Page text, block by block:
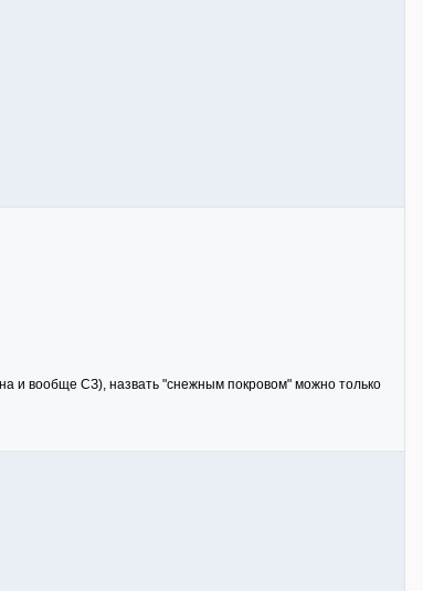
и вообще СЗ), назвать "снежным покровом" можно только